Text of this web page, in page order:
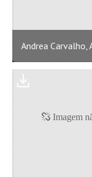
Andrea Carvalho,